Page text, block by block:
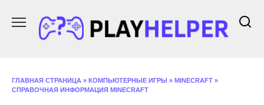
содержанию
ГЛАВНАЯ СТРАНИЦА » КОМПЬЮТЕРНЫЕ ИГРЫ » MINECRAFT »
СПРАВОЧНАЯ ИНФОРМАЦИЯ MINECRAFT